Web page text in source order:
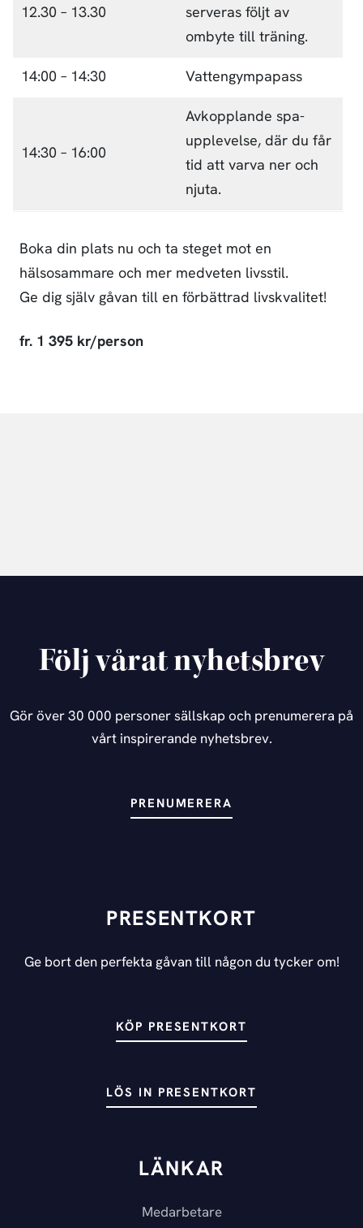
12.30 – 13.30
serveras följt av
ombyte till träning.
14:00 – 14:30 Vattengympapass
14:30 – 16:00
Avkopplande spa-
upplevelse, där du får
tid att varva ner och
njuta.
Boka din plats nu och ta steget mot en
hälsosammare och mer medveten livsstil.
Ge dig själv gåvan till en förbättrad livskvalitet!
fr. 1 395 kr/person
Följ vårat nyhetsbrev
Gör över 30 000 personer sällskap och prenumerera på
vårt inspirerande nyhetsbrev.
PRENUMERERA
PRESENTKORT
Ge bort den perfekta gåvan till någon du tycker om!
KÖP PRESENTKORT
LÖS IN PRESENTKORT
LÄNKAR
Medarbetare